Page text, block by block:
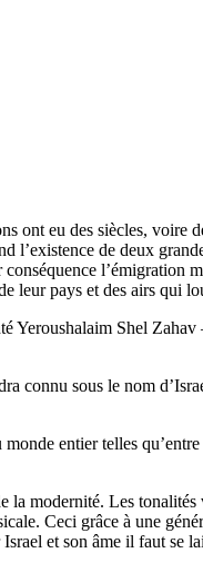
ont eu des siècles,
l’existence de deux
l’émigration
leur pays et des airs qui
Shel
connu sous le nom
entier telles
modernité. Les
Ceci grâce à une
et son âme il faut se